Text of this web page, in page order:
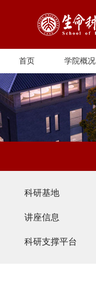
首页 学院概况
科研基地
讲座信息
科研支撑平台